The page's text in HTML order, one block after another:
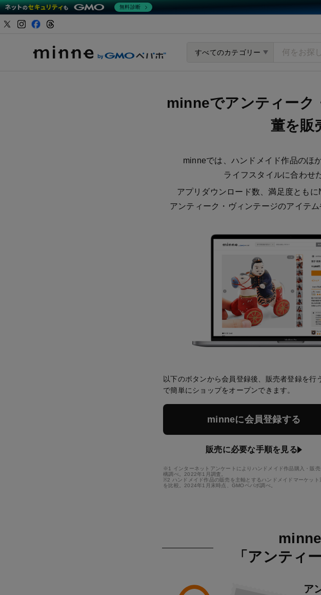
すべてのカテゴリー
minneでアンティーク
董を販
minneでは、ハンドメイド作品のほ
ライフスタイルに合わせ
アプリダウンロード数、満足度ともに
アンティーク・ヴィンテージのアイテ
以下のボタンから会員登録後、販売者登録を行
で簡単にショップをオープンできます。
minneに会員登録する
販売に必要な手順を見る
※1 インターネットアンケートによりハンドメイド作品購入・販
構調べ。2022年1月調査。
※2 ハンドメイド作品の販売を主軸とするハンドメイドマーケッ
を比較。2024年1月末時点、GMOペパボ調べ。
「アンティ
ア
無料診断